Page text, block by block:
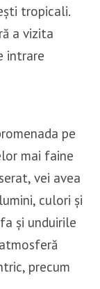
tropicali.
a vizita
intrare
pe
mai faine
vei avea
culori și
și unduirile
precum